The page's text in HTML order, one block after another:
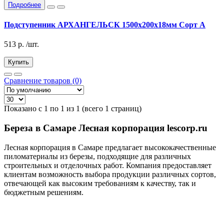
Подробнее
Подступенник АРХАНГЕЛЬСК 1500х200х18мм Сорт А
513 р. /шт.
Купить
Сравнение товаров (0)
Показано с 1 по 1 из 1 (всего 1 страниц)
Береза в Самаре Лесная корпорация lescorp.ru
Лесная корпорация в Самаре предлагает высококачественные
пиломатериалы из березы, подходящие для различных
строительных и отделочных работ. Компания предоставляет
клиентам возможность выбора продукции различных сортов,
отвечающей как высоким требованиям к качеству, так и
бюджетным решениям.